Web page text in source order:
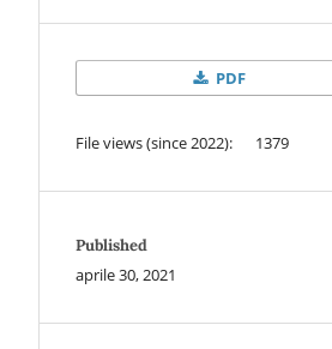
PDF
File views (since 2022): 1379
Published
aprile 30, 2021